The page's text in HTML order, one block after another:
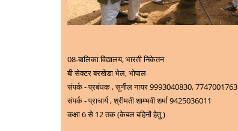
08-बालिका विद्यालय, भारती निकेतन
बी सेक्टर बरखेडा भेल, भोपाल
संपर्क - प्रबंधक , सुनील नायर 9993040830, 7747001763
संपर्क - प्राचार्य , श्रीमती शाम्भवी शर्मा 9425036011
कक्षा 6 से 12 तक (केबल बहिनों हेतु )